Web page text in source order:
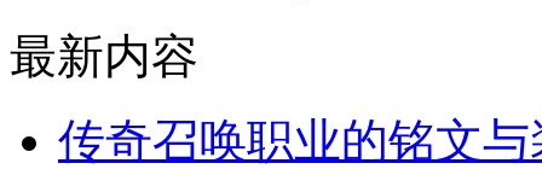
最新内容
传奇召唤职业的铭文